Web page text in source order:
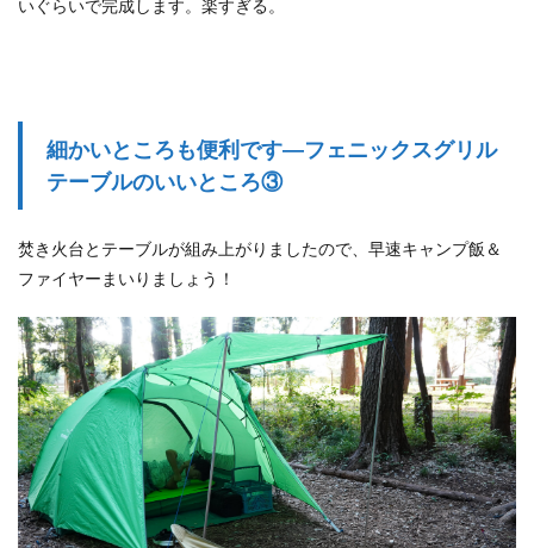
いぐらいで完成します。楽すぎる。
細かいところも便利です―フェニックスグリル
テーブルのいいところ③
焚き火台とテーブルが組み上がりましたので、早速キャンプ飯＆
ファイヤーまいりましょう！